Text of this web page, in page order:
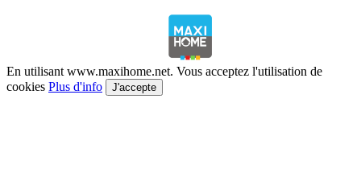
En utilisant www.maxihome.net. Vous acceptez l'utilisation de
cookies Plus d'info J'accepte